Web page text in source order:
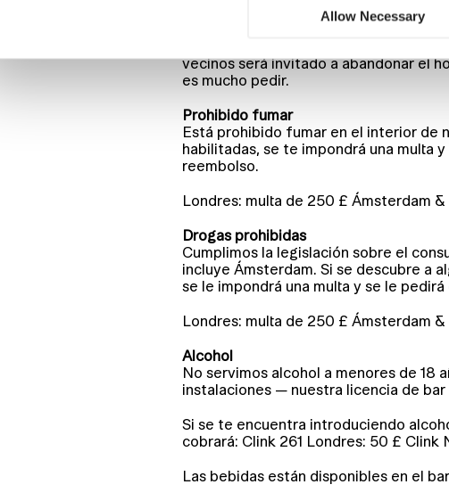
Allow Necessary
Comportamiento de los huéspedes
Queremos que todo el mundo lo
que comprometa la comodidad, la
vecinos será invitado a abandonar el
es mucho pedir.
Prohibido fumar
Está prohibido fumar en el interior de
habilitadas, se te impondrá una multa
reembolso.
Londres: multa de 250 £ Ámsterdam
Drogas prohibidas
Cumplimos la legislación sobre el
incluye Ámsterdam. Si se descubre a
se le impondrá una multa y se le
Londres: multa de 250 £ Ámsterdam
Alcohol
No servimos alcohol a menores de 18
instalaciones — nuestra licencia de
Si se te encuentra introduciendo
cobrará: Clink 261 Londres: 50 £ Clink
Las bebidas están disponibles en el